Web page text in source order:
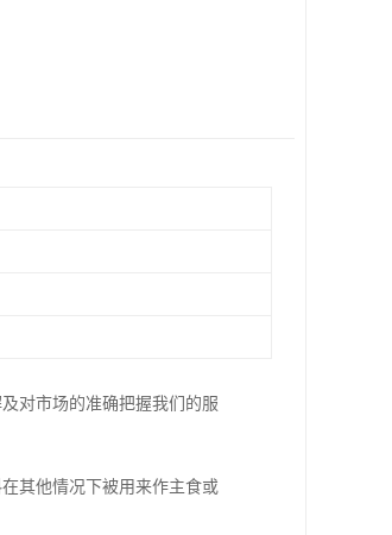
对市场的准确把握我们的服
其他情况下被用来作主食或